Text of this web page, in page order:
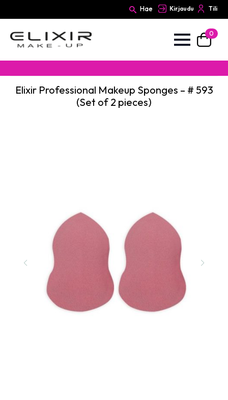
Hae Kirjaudu Tili
0
Elixir Professional Makeup Sponges – # 593
(Set of 2 pieces)